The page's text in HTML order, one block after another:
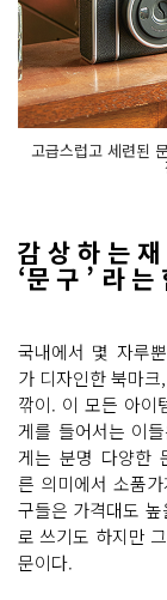
고급스럽고 세련된
감 상 하 는
‘문 구 ’ 라
국내에서 몇 자루
가 디자인한 북마
깎이. 이 모든 아이
게를 들어서는 이
게는 분명 다양한
른 의미에서 소품
구들은 가격대도
로 쓰기도 하지만
문이다.